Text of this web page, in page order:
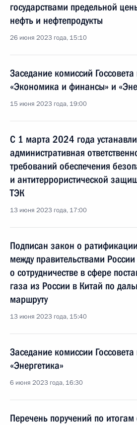
государствами предельной
нефть и нефтепродукты
26 июня 2023 года, 15:10
Заседание комиссий
«Экономика и финансы» и
15 июня 2023 года, 19:00
С 1 марта 2024 года
административная
требований обеспечения
и антитеррористической
ТЭК
13 июня 2023 года, 17:00
Подписан закон о
между правительствами
о сотрудничестве в сфере
газа из России в Китай по
маршруту
13 июня 2023 года, 15:40
Заседание комиссии
«Энергетика»
6 июня 2023 года, 16:30
Перечень поручений по